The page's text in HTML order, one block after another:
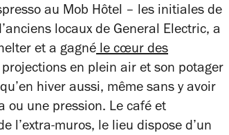
au Mob Hôtel – les initiales de
locaux de General Electric, a
et a gagnéle cœur des
en plein air et son potager
hiver aussi, même sans y avoir
ou une pression. Le café et
l’extra-muros, le lieu dispose d’un